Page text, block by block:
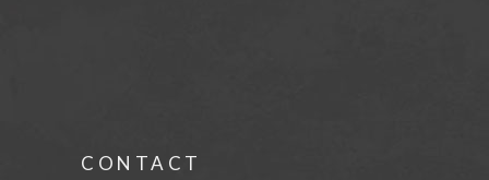
CONTACT